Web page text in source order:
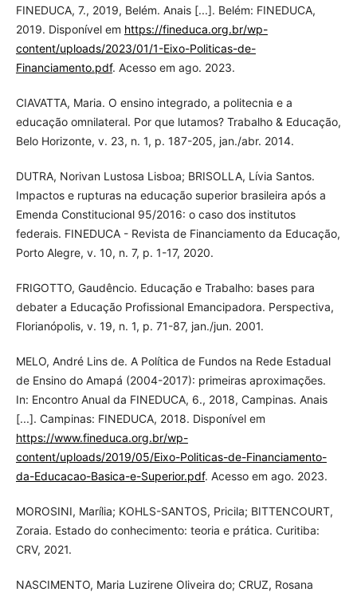
FINEDUCA, 7., 2019, Belém. Anais [...]. Belém: FINEDUCA,
2019. Disponível em https://fineduca.org.br/wp-
content/uploads/2023/01/1-Eixo-Politicas-de-
Financiamento.pdf. Acesso em ago. 2023.
CIAVATTA, Maria. O ensino integrado, a politecnia e a
educação omnilateral. Por que lutamos? Trabalho & Educação,
Belo Horizonte, v. 23, n. 1, p. 187-205, jan./abr. 2014.
DUTRA, Norivan Lustosa Lisboa; BRISOLLA, Lívia Santos.
Impactos e rupturas na educação superior brasileira após a
Emenda Constitucional 95/2016: o caso dos institutos
federais. FINEDUCA - Revista de Financiamento da Educação,
Porto Alegre, v. 10, n. 7, p. 1-17, 2020.
FRIGOTTO, Gaudêncio. Educação e Trabalho: bases para
debater a Educação Profissional Emancipadora. Perspectiva,
Florianópolis, v. 19, n. 1, p. 71-87, jan./jun. 2001.
MELO, André Lins de. A Política de Fundos na Rede Estadual
de Ensino do Amapá (2004-2017): primeiras aproximações.
In: Encontro Anual da FINEDUCA, 6., 2018, Campinas. Anais
[...]. Campinas: FINEDUCA, 2018. Disponível em
https://www.fineduca.org.br/wp-
content/uploads/2019/05/Eixo-Politicas-de-Financiamento-
da-Educacao-Basica-e-Superior.pdf. Acesso em ago. 2023.
MOROSINI, Marília; KOHLS-SANTOS, Pricila; BITTENCOURT,
Zoraia. Estado do conhecimento: teoria e prática. Curitiba:
CRV, 2021.
NASCIMENTO, Maria Luzirene Oliveira do; CRUZ, Rosana